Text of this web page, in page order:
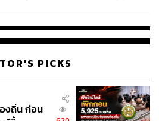
PICKS
งถิ่น ก่อน